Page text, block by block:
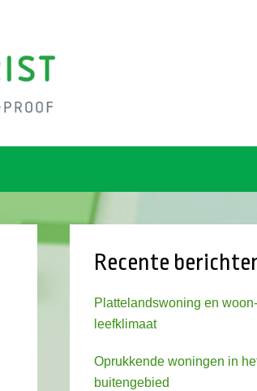
Recente
Plattelandswoning en
leefklimaat
Oprukkende woningen in
buitengebied